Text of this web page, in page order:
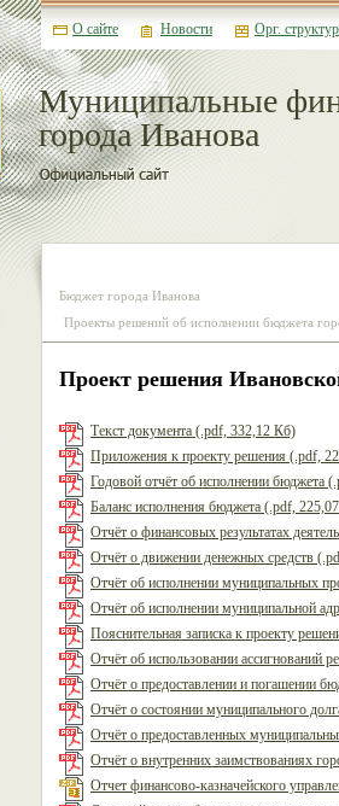
Муниципальные
города Иванова
О сайте Новости Орг.
Бюджет города Иванова
Проекты решений об исполнении бюджета
Проект решения
Текст документа (.pdf, 332,12 Кб)
Приложения к проекту решения (.pdf,
Годовой отчёт об исполнении бюджета
Баланс исполнения бюджета (.pdf,
Отчёт о финансовых результатах
Отчёт о движении денежных средств
Отчёт об исполнении муниципальных
Отчёт об исполнении муниципальной
Пояснительная записка к проекту
Отчёт об использовании ассигнований
Отчёт о предоставлении и погашении
Отчёт о состоянии муниципального
Отчёт о предоставленных
Отчёт о внутренних заимствованиях
Отчет финансово-казначейского